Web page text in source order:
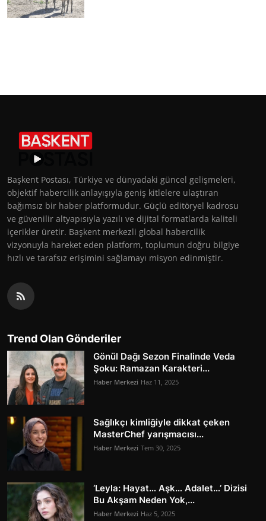
Başkent Postası, Türkiye ve dünyadaki güncel gelişmeleri,
objektif habercilik anlayışıyla geniş kitlelere ulaştıran
bağımsız bir haber platformudur. Güçlü editöryel kadrosu
ve güvenilir altyapısıyla yazılı ve dijital formatlarda kaliteli
içerikler üretir. Başkent merkezli global habercilik
vizyonuyla hareket eden platform, toplumun doğru bilgiye
hızlı ve tarafsız erişimini sağlamayı misyon edinmiştir.
Trend Olan Gönderiler
Gönül Dağı Sezon Finalinde Veda
Şoku: Ramazan Karakteri...
Haber Merkezi Haz 11, 2025
Sağlıkçı kimliğiyle dikkat çeken
MasterChef yarışmacısı...
Haber Merkezi Tem 30, 2025
‘Leyla: Hayat… Aşk… Adalet…’ Dizisi
Bu Akşam Neden Yok,...
Haber Merkezi Haz 5, 2025